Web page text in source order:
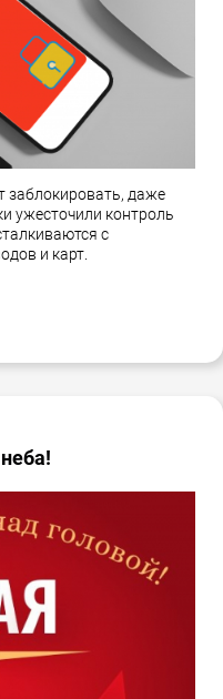
заблокировать, даже
ужесточили контроль
с
и карт.